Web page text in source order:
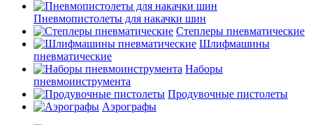
Пневмопистолеты для накачки шин
Степлеры пневматические
Шлифмашины
пневматические
Наборы
пневмоинструмента
Продувочные пистолеты
Аэрографы